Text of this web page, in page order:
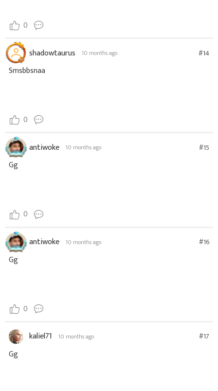
0
shadowtaurus 10 months ago #14
Smsbbsnaa
0
antiwoke 10 months ago #15
Gg
0
antiwoke 10 months ago #16
Gg
0
kaliel71 10 months ago #17
Gg